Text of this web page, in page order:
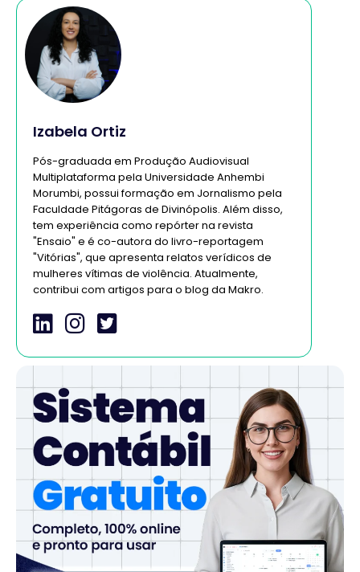
Izabela Ortiz
Pós-graduada em Produção Audiovisual
Multiplataforma pela Universidade Anhembi
Morumbi, possui formação em Jornalismo pela
Faculdade Pitágoras de Divinópolis. Além disso,
tem experiência como repórter na revista
"Ensaio" e é co-autora do livro-reportagem
"Vitórias", que apresenta relatos verídicos de
mulheres vítimas de violência. Atualmente,
contribui com artigos para o blog da Makro.